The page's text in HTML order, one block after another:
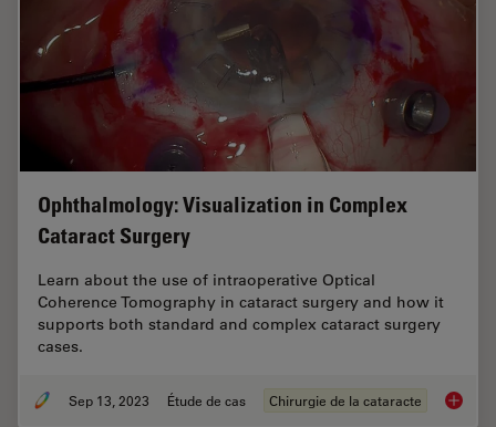
Ophthalmology: Visualization in Complex
Cataract Surgery
Learn about the use of intraoperative Optical
Coherence Tomography in cataract surgery and how it
supports both standard and complex cataract surgery
cases.
Sep 13, 2023 Étude de cas Chirurgie de la cataracte